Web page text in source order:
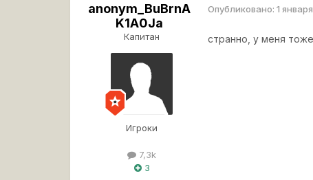
anonym_BuBrnA
K1A0Ja
Капитан
Игроки
7,3k
3
Опубликовано:1
странно, у меня